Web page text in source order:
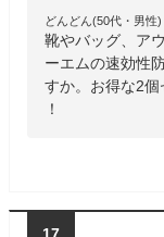
どんどん(50代・男性)
靴やバッグ、ア
ーエムの速効性
すか。お得な2
！